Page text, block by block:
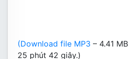
(Download file MP3 – 4.41
25 phút 42 giây.)